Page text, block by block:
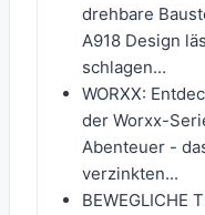
drehbare
A918 Design
schlagen...
WORXX:
der Worxx-
Abenteuer -
verzinkten...
BEWEGLICHE